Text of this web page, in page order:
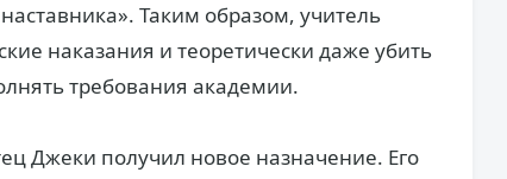
Таким образом, учитель
наказания и теоретически даже убить
требования академии.
Джеки получил новое назначение. Его